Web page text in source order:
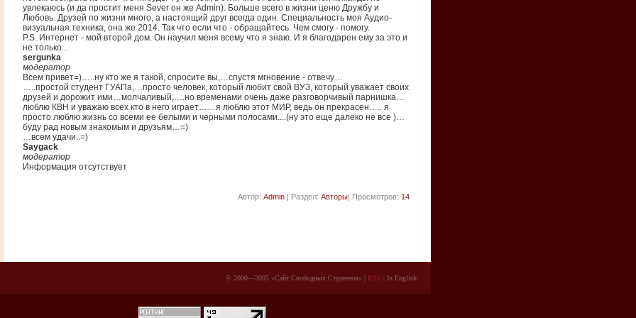
увлекаюсь (и да простит меня Sever он же Admin). Больше всего в жизни ценю Дружбу и
Любовь. Друзей по жизни много, а настоящий друг всегда один. Специальность моя Аудио-
визуальная техника, она же 2014. Так что если что - обращайтесь. Чем смогу - помогу.
P.S. Интернет - мой второй дом. Он научил меня всему что я знаю. И я благодарен ему за это и
не только...
sergunka
модератор
Всем привет=)…..ну кто же я такой, спросите вы,…спустя мгновение - отвечу…
…..простой студент ГУАПа,…просто человек, который любит свой ВУЗ, который уважает своих
друзей и дорожит ими…молчаливый,….но временами очень даже разговорчивый парнишка…
люблю КВН и уважаю всех кто в него играет……я люблю этот МИР, ведь он прекрасен….. я
просто люблю жизнь со всеми ее белыми и черными полосами....(ну это еще далеко не все )…
буду рад новым знакомым и друзьям…=)
…всем удачи..=)
Saygack
модератор
Информация отсутствует
Автор: Admin | Раздел: Авторы| Просмотров: 14
© 2000—2005 «Сайт Свободных Студентов» RSS | In English